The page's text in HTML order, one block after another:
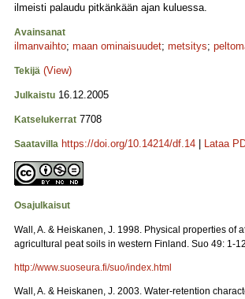
ilmeisti palaudu pitkänkään ajan kuluessa.
Avainsanat
ilmanvaihto; maan ominaisuudet; metsitys;
Tekijä (View)
Julkaistu 16.12.2005
Katselukerrat 7708
Saatavilla https://doi.org/10.14214/df.14 Lataa
Osajulkaisut
Wall, A. & Heiskanen, J. 1998. Physical properties of
agricultural peat soils in western Finland. Suo 49: 1-
http://www.suoseura.fi/suo/index.html
Wall, A. & Heiskanen, J. 2003. Water-retention